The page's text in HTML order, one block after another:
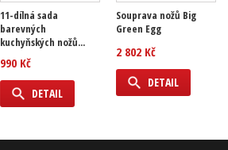
11-dílná sada
barevných
kuchyňských nožů...
990 Kč
DETAIL
Souprava nožů Big
Green Egg
2 802 Kč
DETAIL